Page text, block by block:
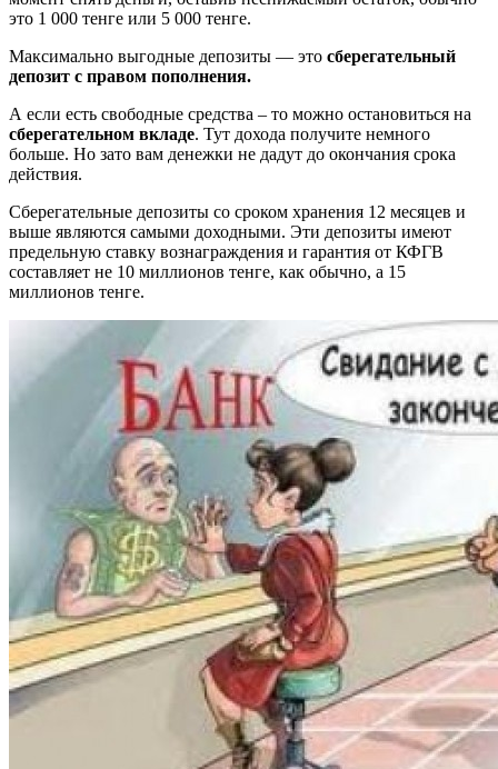
это 1 000 тенге или 5 000 тенге.
Максимально выгодные депозиты — это сберегательный
депозит с правом пополнения.
А если есть свободные средства – то можно остановиться на
сберегательном вкладе. Тут дохода получите немного
больше. Но зато вам денежки не дадут до окончания срока
действия.
Сберегательные депозиты со сроком хранения 12 месяцев и
выше являются самыми доходными. Эти депозиты имеют
предельную ставку вознаграждения и гарантия от КФГВ
составляет не 10 миллионов тенге, как обычно, а 15
миллионов тенге.